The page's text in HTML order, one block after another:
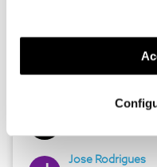
funcionalidades
funcionalidade) e
(cookies de publicidade
utilização dos cookies
Hall of
Jose Rodrigues